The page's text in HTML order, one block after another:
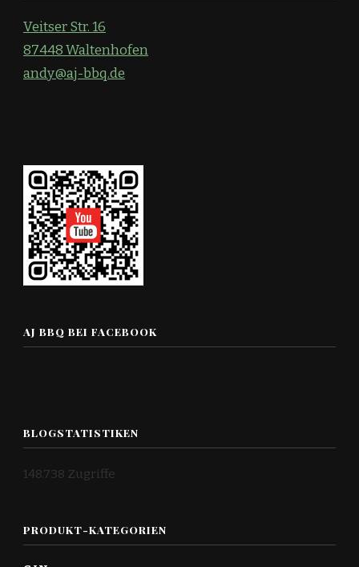
Veitser Str. 16
87448 Waltenhofen
andy@aj-bbq.de
AJ BBQ BEI FACEBOOK
BLOGSTATISTIKEN
148.738 Zugriffe
PRODUKT-KATEGORIEN